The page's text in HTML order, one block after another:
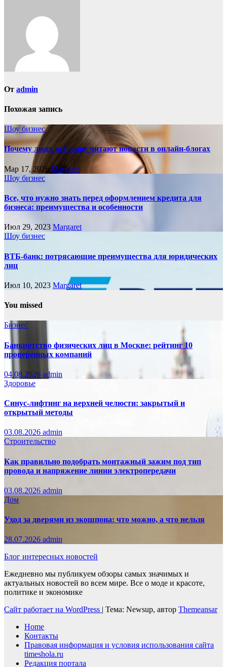
От admin
Похожая запись
Шоу бизнес
Почему люди всё чаще читают новости в онлайн-блогах
Мар 17, 2026Margaret
Шоу бизнес
Все, что нужно знать перед оформлением кредита для
бизнеса: преимущества и особенности
Июл 29, 2023 Margaret
Шоу бизнес
ВТБ-банк: потрясающие преимущества для юридических
лиц
Июл 10, 2023 Margaret
You missed
Бизнес
Банкротство физических лиц в Москве: рейтинг 10
проверенных компаний
04.08.2026 admin
Здоровье
Синус-лифтинг на верхней челюсти: закрытый и
открытый методы
03.08.2026 admin
Строительство
Как правильно подобрать монтажный зажим под тип
провода и напряжение линии электропередачи
03.08.2026 admin
Дом
Уход за дверями из экошпона: что можно, а что нельзя
28.07.2026 admin
Блог интересных новостей
Ежедневно мы публикуем обзоры самых значимых и
актуальных новостей во всем мире. Все о моде и красоте,
политике и экономике
Сайт работает на WordPress
Тема: Newsup, автор Themeansar
Home
Контакты
Правовая информация и условия использования сайта
timeshola.ru
Редакция портала